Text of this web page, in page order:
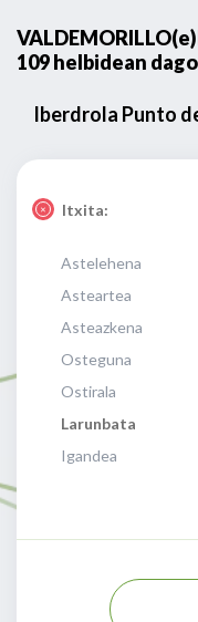
109 helbidean
Iberdrola Punto
Itxita:
Astelehena
Asteartea
Asteazkena
Osteguna
Ostirala
Larunbata
Igandea